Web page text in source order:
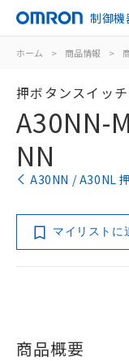
制御機
ホーム > 商品情報 >
押ボタンスイッチ
A30NN-
NN
A30NN / A30NL
マイリストに
商品概要